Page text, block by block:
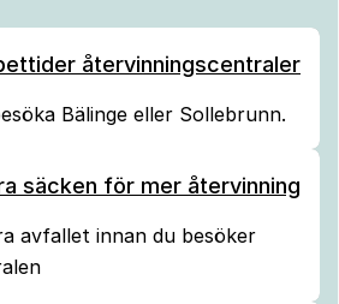
återvinningscentraler
Bälinge eller Sollebrunn.
säcken för mer återvinning
avfallet innan du besöker